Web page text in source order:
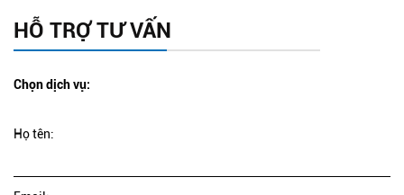
HỖ TRỢ TƯ VẤN
Chọn dịch vụ:
Họ tên: